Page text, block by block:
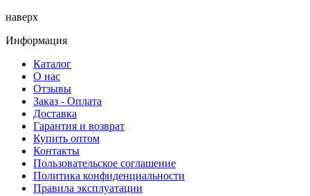
наверх
Информация
Каталог
О нас
Отзывы
Заказ - Оплата
Доставка
Гарантия и возврат
Купить оптом
Контакты
Пользовательское соглашение
Политика конфиденциальности
Правила эксплуатации